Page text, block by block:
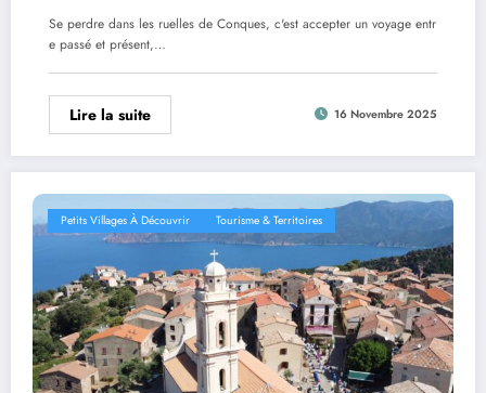
Se perdre dans les ruelles de Conques, c'est accepter un voyage entr
e passé et présent,…
Lire la suite 16 Novembre 2025
Petits Villages À Découvrir Tourisme & Territoires